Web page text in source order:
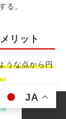
る。
リット
うな点から円
交渉、MOQ
。
JA